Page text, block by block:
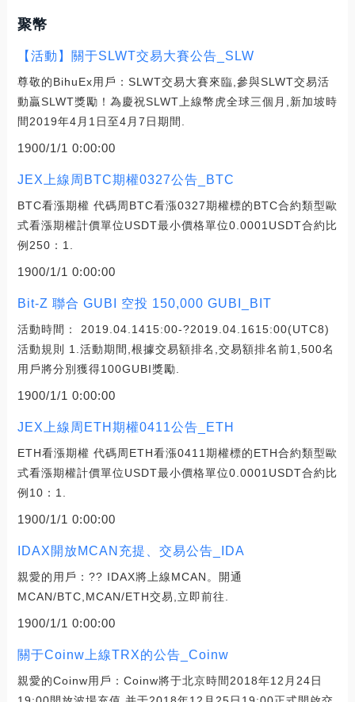
聚幣
【活動】關于SLWT交易大賽公告_SLW
尊敬的BihuEx用戶：SLWT交易大賽來臨,參與SLWT交易活
動贏SLWT獎勵！為慶祝SLWT上線幣虎全球三個月,新加坡時
間2019年4月1日至4月7日期間.
1900/1/1 0:00:00
JEX上線周BTC期權0327公告_BTC
BTC看漲期權 代碼周BTC看漲0327期權標的BTC合約類型歐
式看漲期權計價單位USDT最小價格單位0.0001USDT合約比
例250：1.
1900/1/1 0:00:00
Bit-Z 聯合 GUBI 空投 150,000 GUBI_BIT
活動時間： 2019.04.1415:00-?2019.04.1615:00(UTC8)
活動規則 1.活動期間,根據交易額排名,交易額排名前1,500名
用戶將分別獲得100GUBI獎勵.
1900/1/1 0:00:00
JEX上線周ETH期權0411公告_ETH
ETH看漲期權 代碼周ETH看漲0411期權標的ETH合約類型歐
式看漲期權計價單位USDT最小價格單位0.0001USDT合約比
例10：1.
1900/1/1 0:00:00
IDAX開放MCAN充提、交易公告_IDA
親愛的用戶：?? IDAX將上線MCAN。開通
MCAN/BTC,MCAN/ETH交易,立即前往.
1900/1/1 0:00:00
關于Coinw上線TRX的公告_Coinw
親愛的Coinw用戶：Coinw將于北京時間2018年12月24日